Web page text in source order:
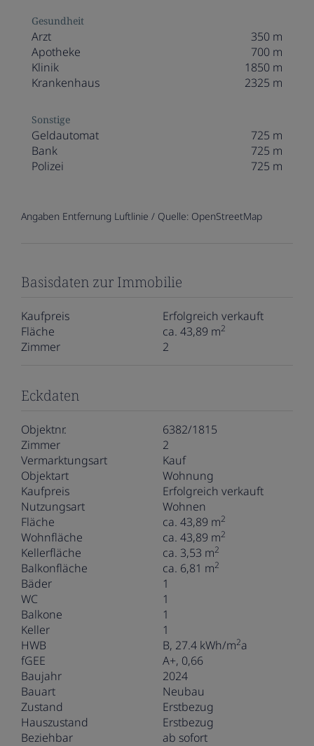
Gesundheit
Arzt
350 m
Apotheke
700 m
Klinik
1850 m
Krankenhaus
2325 m
Sonstige
Geldautomat
725 m
Bank
725 m
Polizei
725 m
Angaben Entfernung Luftlinie / Quelle: OpenStreetMap
Basisdaten zur Immobilie
Kaufpreis
Erfolgreich verkauft
Fläche
ca. 43,89 m2
Zimmer 2
Eckdaten
Objektnr.
6382/1815
Zimmer
2
Vermarktungsart
Kauf
Objektart
Wohnung
Kaufpreis
Erfolgreich verkauft
Nutzungsart
Wohnen
Fläche
ca. 43,89 m2
Wohnfläche ca. 43,89 m2
Kellerfläche ca. 3,53 m2
Balkonfläche ca. 6,81 m2
Bäder
1
WC
1
Balkone
1
Keller
1
HWB
B, 27.4 kWh/m2a
fGEE
A+, 0,66
Baujahr
2024
Bauart
Neubau
Zustand
Erstbezug
Hauszustand
Erstbezug
Beziehbar
ab sofort